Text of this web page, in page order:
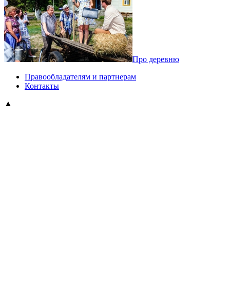
Про деревню
Правообладателям и партнерам
Контакты
▲